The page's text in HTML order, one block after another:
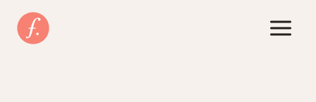
Inhalt
springen